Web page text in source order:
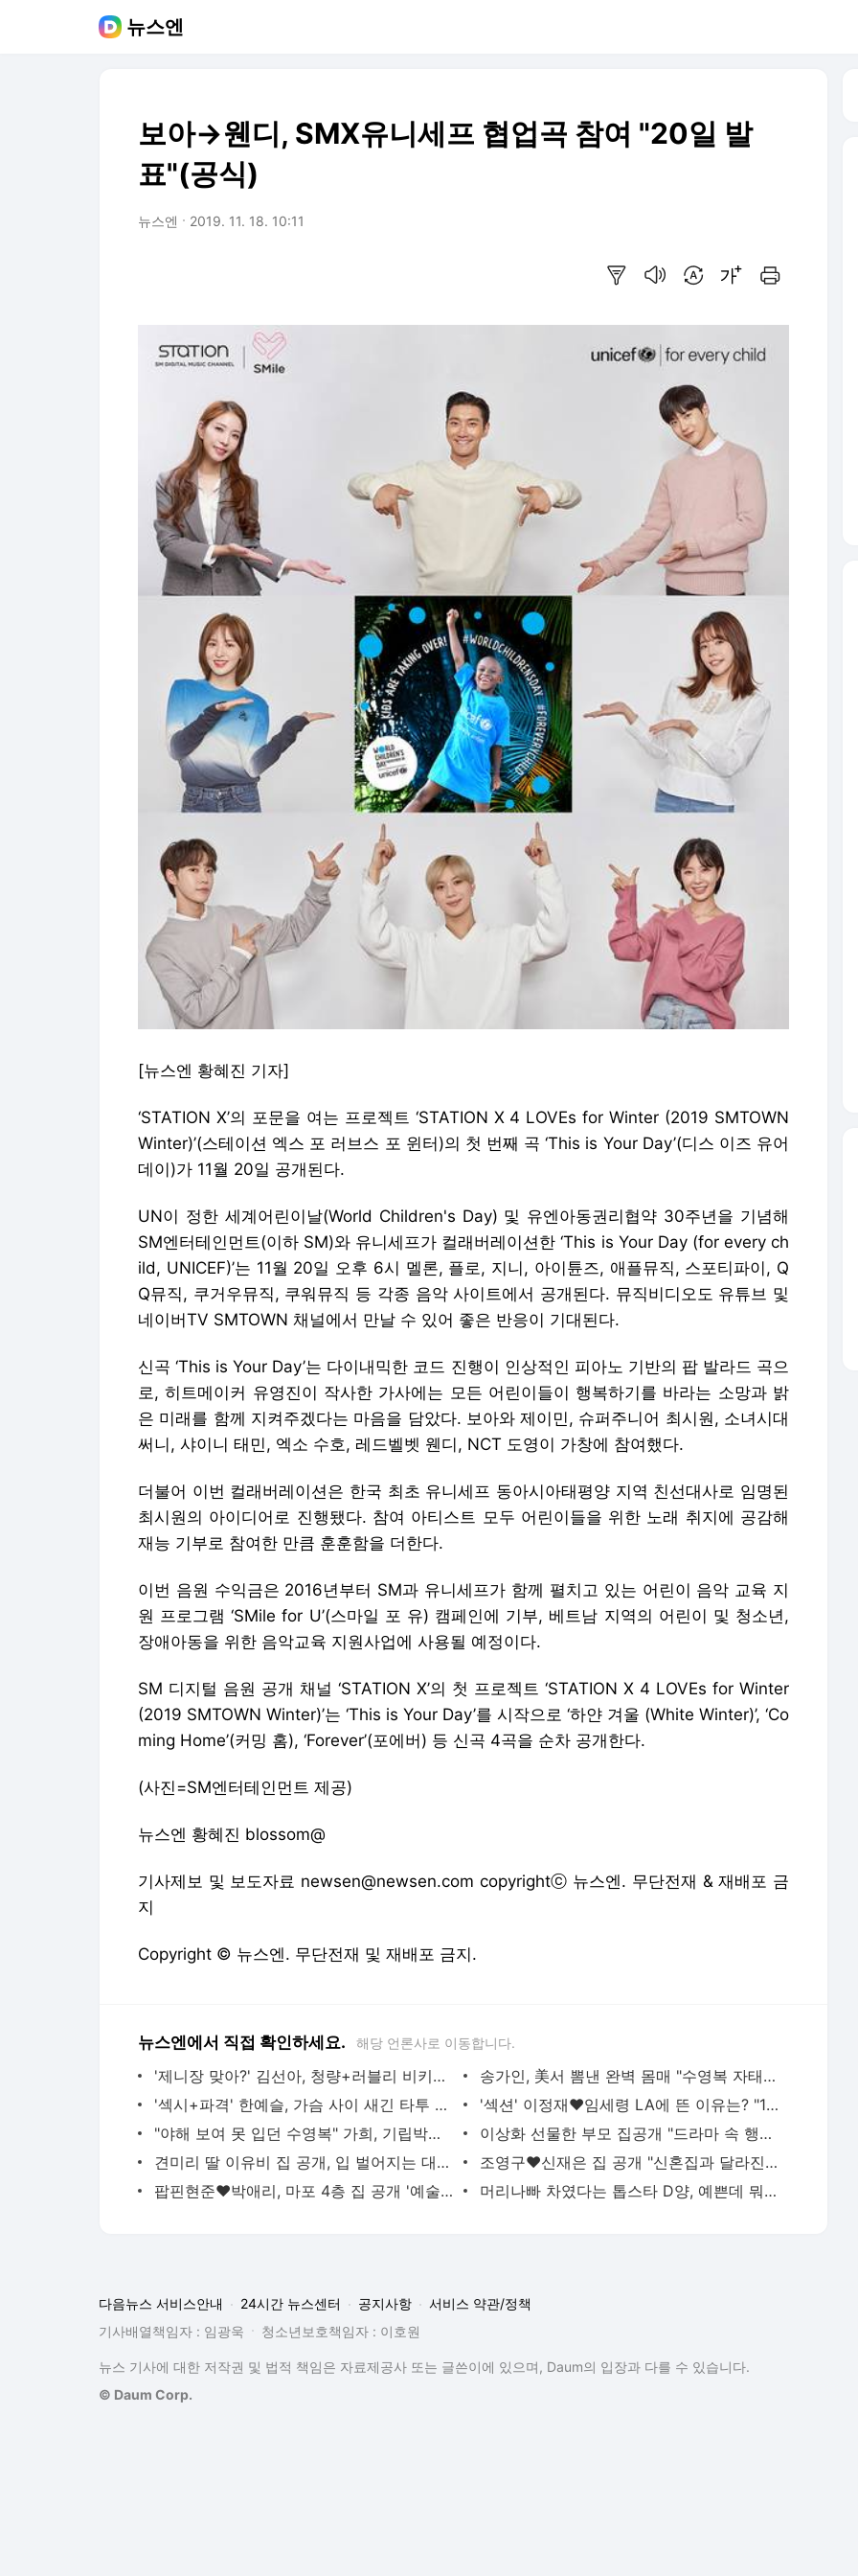
뉴스엔
보아→웬디, SMX유니세프 협업곡 참여 "20일 발
표"(공식)
뉴스엔 2019. 11. 18. 10:11
[뉴스엔 황혜진 기자]
‘STATION X’의 포문을 여는 프로젝트 ‘STATION X 4 LOVEs for Winter (2019 SMTOWN
Winter)’(스테이션 엑스 포 러브스 포 윈터)의 첫 번째 곡 ‘This is Your Day’(디스 이즈 유어
데이)가 11월 20일 공개된다.
UN이 정한 세계어린이날(World Children's Day) 및 유엔아동권리협약 30주년을 기념해
SM엔터테인먼트(이하 SM)와 유니세프가 컬래버레이션한 ‘This is Your Day (for every ch
ild, UNICEF)’는 11월 20일 오후 6시 멜론, 플로, 지니, 아이튠즈, 애플뮤직, 스포티파이, Q
Q뮤직, 쿠거우뮤직, 쿠워뮤직 등 각종 음악 사이트에서 공개된다. 뮤직비디오도 유튜브 및
네이버TV SMTOWN 채널에서 만날 수 있어 좋은 반응이 기대된다.
신곡 ‘This is Your Day’는 다이내믹한 코드 진행이 인상적인 피아노 기반의 팝 발라드 곡으
로, 히트메이커 유영진이 작사한 가사에는 모든 어린이들이 행복하기를 바라는 소망과 밝
은 미래를 함께 지켜주겠다는 마음을 담았다. 보아와 제이민, 슈퍼주니어 최시원, 소녀시대
써니, 샤이니 태민, 엑소 수호, 레드벨벳 웬디, NCT 도영이 가창에 참여했다.
더불어 이번 컬래버레이션은 한국 최초 유니세프 동아시아태평양 지역 친선대사로 임명된
최시원의 아이디어로 진행됐다. 참여 아티스트 모두 어린이들을 위한 노래 취지에 공감해
재능 기부로 참여한 만큼 훈훈함을 더한다.
이번 음원 수익금은 2016년부터 SM과 유니세프가 함께 펼치고 있는 어린이 음악 교육 지
원 프로그램 ‘SMile for U’(스마일 포 유) 캠페인에 기부, 베트남 지역의 어린이 및 청소년,
장애아동을 위한 음악교육 지원사업에 사용될 예정이다.
SM 디지털 음원 공개 채널 ‘STATION X’의 첫 프로젝트 ‘STATION X 4 LOVEs for Winter
(2019 SMTOWN Winter)’는 ‘This is Your Day’를 시작으로 ‘하얀 겨울 (White Winter)’, ‘Co
ming Home’(커밍 홈), ‘Forever’(포에버) 등 신곡 4곡을 순차 공개한다.
(사진=SM엔터테인먼트 제공)
뉴스엔 황혜진 blossom@
기사제보 및 보도자료 newsen@newsen.com copyrightⓒ 뉴스엔. 무단전재 & 재배포 금
지
Copyright © 뉴스엔. 무단전재 및 재배포 금지.
뉴스엔에서 직접 확인하세요. 해당 언론사로 이동합니다.
'제니장 맞아?' 김선아, 청량+러블리 비키니 자태[SNS★컷]
송가인, 美서 뽐낸 완벽 몸매 "수영복 자태도 여신급"[SNS★컷]
'섹시+파격' 한예슬, 가슴 사이 새긴 타투 공개[SNS★컷]
'섹션' 이정재♥임세령 LA에 뜬 이유는? "10억 원 주얼리 착용"
"야해 보여 못 입던 수영복" 가희, 기립박수 부르는 몸매[SNS★컷]
이상화 선물한 부모 집공개 "드라마 속 행복한 집 느낌" [결정적장면]
견미리 딸 이유비 집 공개, 입 벌어지는 대저택 "미국 아냐?"[결정적장면]
조영구♥신재은 집 공개 "신혼집과 달라진건 아들 성장 뿐" [결정적장면]
팝핀현준♥박애리, 마포 4층 집 공개 '예술가 부부의 집' [결정적장면]
머리나빠 차였다는 톱스타 D양, 예쁜데 뭐가 더 필요하지? [여의도 휴지통]
다음뉴스 서비스안내 24시간 뉴스센터 공지사항
서비스 약관/정책
기사배열책임자 : 임광욱
청소년보호책임자 : 이호원
뉴스 기사에 대한 저작권 및 법적 책임은 자료제공사 또는 글쓴이에 있으며, Daum의 입장과 다를 수 있습니다.
© Daum Corp.